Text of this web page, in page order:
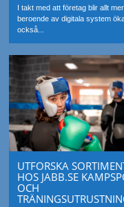
I takt med att företag blir allt mer
beroende av digitala system
också...
UTFORSKA
HOS JABB.SE
OCH